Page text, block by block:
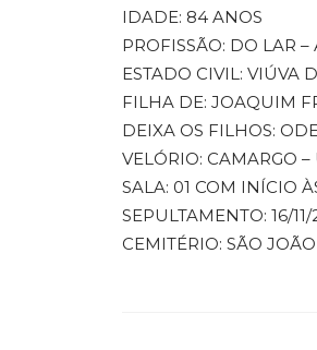
IDADE: 84 ANOS
PROFISSÃO: DO LAR
ESTADO CIVIL: VIÚVA
FILHA DE: JOAQUIM
DEIXA OS FILHOS:
VELÓRIO: CAMARGO
SALA: 01 COM INÍCIO
SEPULTAMENTO: 16/
CEMITÉRIO: SÃO